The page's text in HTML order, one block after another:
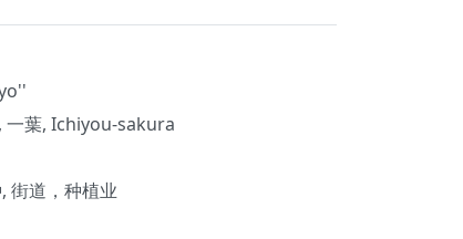
一葉, Ichiyou-sakura
街道，种植业